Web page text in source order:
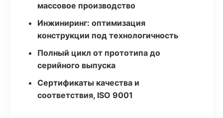
массовое производство
Инжиниринг: оптимизация
конструкции под технологичность
Полный цикл от прототипа до
серийного выпуска
Сертификаты качества и
соответствия, ISO 9001